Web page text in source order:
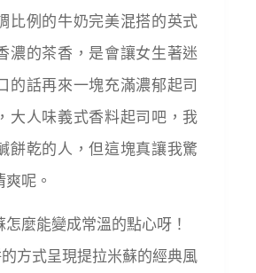
比例的牛奶完美混搭的英式
濃的茶香，是會讓女生著迷
的話再來一塊充滿濃郁起司
大人味義式香料起司吧，我
餅乾的人，但這塊真讓我驚
呢。
麼能變成常溫的點心呀！
方式呈現提拉米蘇的經典風